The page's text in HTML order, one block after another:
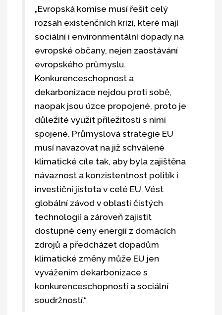
„Evropská komise musí řešit celý
rozsah existenčních krizí, které mají
sociální i environmentální dopady na
evropské občany, nejen zaostávání
evropského průmyslu.
Konkurenceschopnost a
dekarbonizace nejdou proti sobě,
naopak jsou úzce propojené, proto je
důležité využít příležitosti s nimi
spojené. Průmyslová strategie EU
musí navazovat na již schválené
klimatické cíle tak, aby byla zajištěna
návaznost a konzistentnost politík i
investiční jistota v celé EU. Vést
globální závod v oblasti čistých
technologií a zároveň zajistit
dostupné ceny energií z domácích
zdrojů a předcházet dopadům
klimatické změny může EU jen
vyvážením dekarbonizace s
konkurenceschopností a sociální
soudržností.“